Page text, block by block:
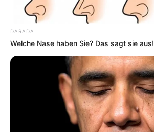
dadurch der Preis ändert.
DARADA
Welche Nase haben Sie? Das sagt sie aus!